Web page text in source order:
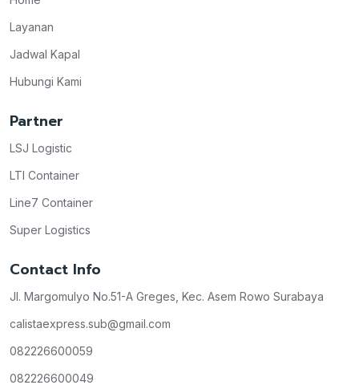
Layanan
Jadwal Kapal
Hubungi Kami
Partner
LSJ Logistic
LTI Container
Line7 Container
Super Logistics
Contact Info
Jl. Margomulyo No.51-A Greges, Kec. Asem Rowo Surabaya
calistaexpress.sub@gmail.com
082226600059
082226600049